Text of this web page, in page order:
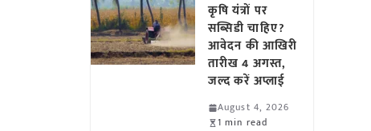
कृषि यंत्रों पर
सब्सिडी चाहिए?
आवेदन की आखिरी
तारीख 4 अगस्त,
जल्द करें अप्लाई
August 4, 2026
1 min read